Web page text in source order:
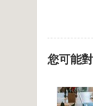
您可能